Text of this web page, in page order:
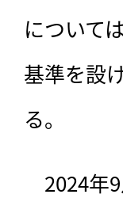
について
基準を設
る。
2024年